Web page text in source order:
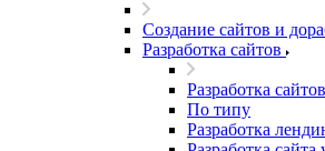
Создание сайтов и
Разработка сайтов
Разработка сайтов
По типу
Разработка